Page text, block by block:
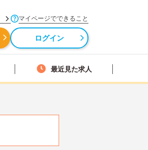
マイページでできること
ログイン
最近見た求人